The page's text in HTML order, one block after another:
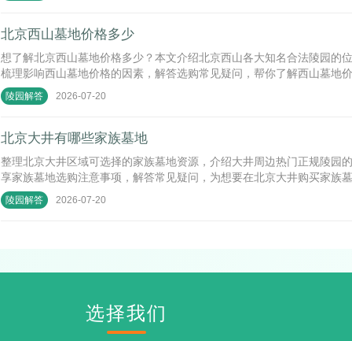
北京西山墓地价格多少
想了解北京西山墓地价格多少？本文介绍北京西山各大知名合法陵园的
梳理影响西山墓地价格的因素，解答选购常见疑问，帮你了解西山墓地价
陵园解答 2026-07-20
北京大井有哪些家族墓地
整理北京大井区域可选择的家族墓地资源，介绍大井周边热门正规陵园
享家族墓地选购注意事项，解答常见疑问，为想要在北京大井购买家族
陵园解答 2026-07-20
选择我们